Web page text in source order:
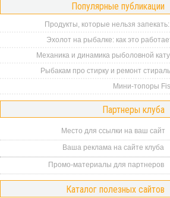
Популярные публикации
Продукты, которые нельзя запекать:
Эхолот на рыбалке: как это
Механика и динамика рыболовной
Рыбакам про стирку и ремонт
Мини-топоры
Партнеры клуба
Место для ссылки на ваш сайт
Ваша реклама на сайте клуба
Промо-материалы для партнеров
Каталог полезных сайтов